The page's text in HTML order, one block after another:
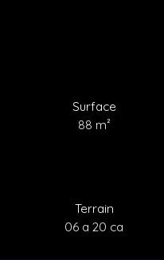
Surface
88 m²
Terrain
06 a 20 ca